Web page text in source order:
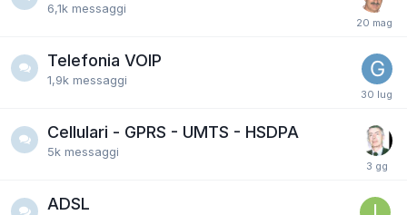
6,1k messaggi
Telefonia VOIP
1,9k messaggi
Cellulari - GPRS - UMTS - HSDPA
5k messaggi
ADSL